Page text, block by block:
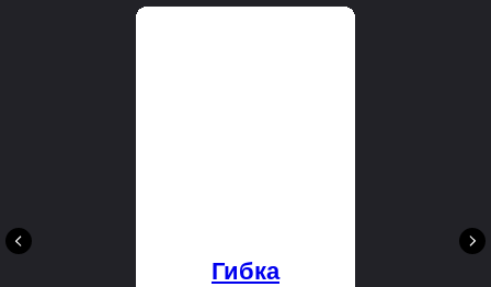
Гибка